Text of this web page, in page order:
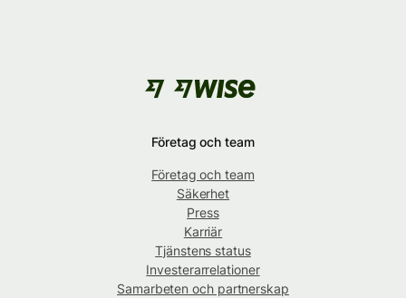
Företag och team
Företag och team
Säkerhet
Press
Karriär
Tjänstens status
Investerarrelationer
Samarbeten och partnerskap